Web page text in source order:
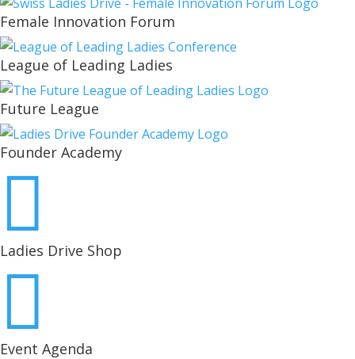
Female Innovation Forum
League of Leading Ladies
Future League
Founder Academy

Ladies Drive Shop

Event Agenda